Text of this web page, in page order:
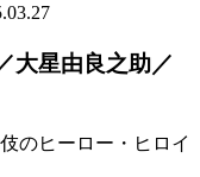
大星由良之助／
のヒーロー・ヒロイ